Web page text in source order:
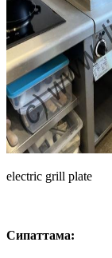
electric grill plate
Сипаттама: